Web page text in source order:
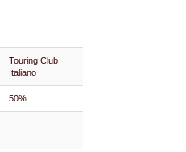
Touring Club
Italiano
50%